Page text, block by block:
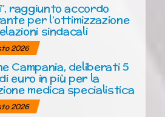
raggiunto accordo
per l’ottimizzazione
sindacali
2026
Campania, deliberati 5
euro in più per la
medica specialistica
2026